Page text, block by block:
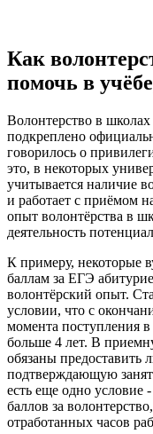
Как
помочь в
Волонтерство в
подкреплено
говорилось о
это, в некоторых
учитывается наличие
и работает с приёмом
опыт волонтёрства в
деятельность
К примеру, некоторые
баллам за ЕГЭ
волонтёрский опыт.
условии, что с
момента поступления
больше 4 лет. В
обязаны предоставить
подтверждающую
есть еще одно условие
баллов за
отработанных часов